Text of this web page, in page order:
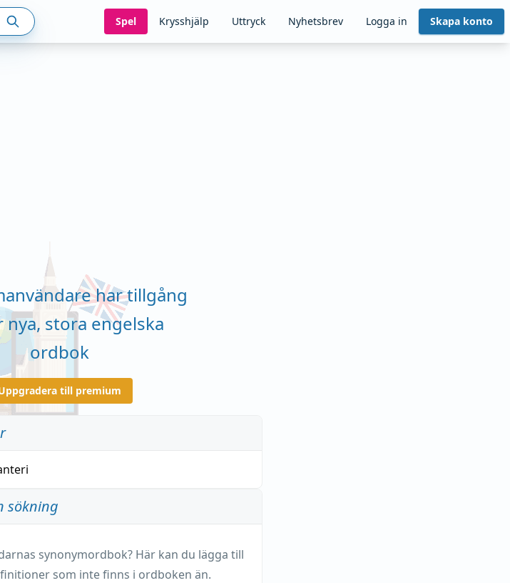
Spel Krysshjälp Uttryck Nyhetsbrev Logga in Skapa konto
har tillgång
nya, stora engelska
ordbok
till premium
sökning
synonymordbok? Här kan du lägga till
som inte finns i ordboken än.